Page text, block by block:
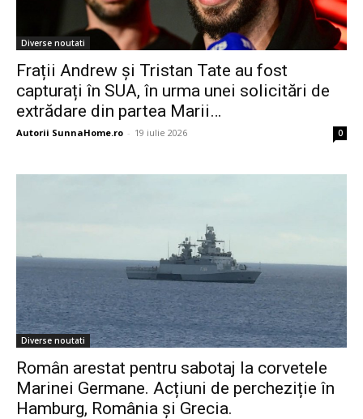
Diverse noutati
Frații Andrew și Tristan Tate au fost
capturați în SUA, în urma unei solicitări de
extrădare din partea Marii…
Autorii SunnaHome.ro - 19 iulie 2026 0
Diverse noutati
Român arestat pentru sabotaj la corvetele
Marinei Germane. Acțiuni de percheziție în
Hamburg, România și Grecia.